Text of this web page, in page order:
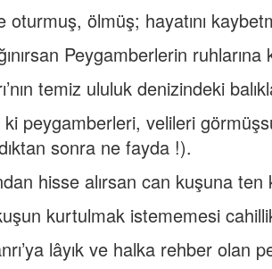
oturmuş, ölmüş; hayatını
Peygamberlerin ruhlarına
temiz ululuk denizindeki
peygamberleri, velileri
sonra ne fayda !).
hisse alırsan can kuşuna
kurtulmak istememesi
lâyık ve halka rehber olan